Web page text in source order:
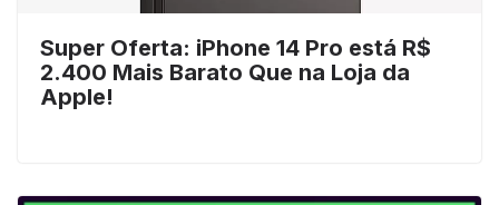
Super Oferta: iPhone 14 Pro está R$
2.400 Mais Barato Que na Loja da
Apple!